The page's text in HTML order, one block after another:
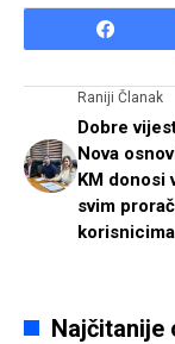
Raniji Članak
Dobre
Nova
KM donosi
svim
korisnicima
Najčitanije